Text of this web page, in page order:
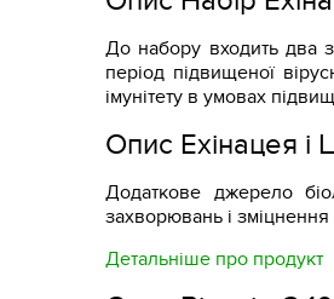
До набору входить два
період підвищеної
імунітету в умовах
Опис Ехінацея і
Додаткове джерело
захворювань і зміцнення
Детальніше про продукт